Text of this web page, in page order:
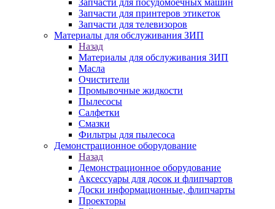
Запчасти для посудомоечных машин
Запчасти для принтеров этикеток
Запчасти для телевизоров
Материалы для обслуживания ЗИП
Назад
Материалы для обслуживания ЗИП
Масла
Очистители
Промывочные жидкости
Пылесосы
Салфетки
Смазки
Фильтры для пылесоса
Демонстрационное оборудование
Назад
Демонстрационное оборудование
Аксессуары для досок и флипчартов
Доски информационные, флипчарты
Проекторы